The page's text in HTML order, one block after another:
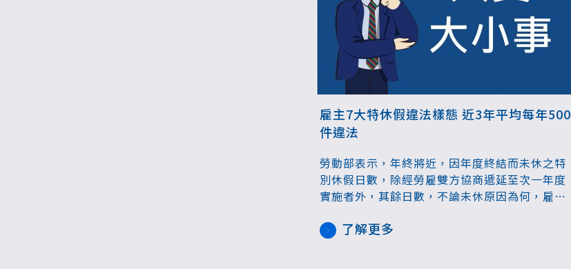
雇主7大特休假違法樣態 近3年平均每年500
件違法
勞動部表示，年終將近，因年度終結而未休之特
別休假日數，除經勞雇雙方協商遞延至次一年度
實施者外，其餘日數，不論未休原因為何，雇主
假相關事宜被罰的案件數，平均每年約500件、
了解更多